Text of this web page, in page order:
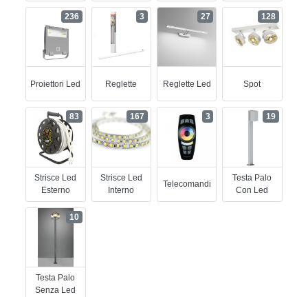
Proiettori Led
236
Reglette
3
Reglette Led
27
Spot
128
Strisce Led
Esterno
83
Strisce Led
Interno
167
Telecomandi
3
Testa Palo
Con Led
19
Testa Palo
Senza Led
10